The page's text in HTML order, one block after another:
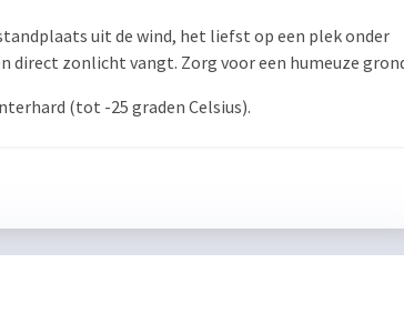
uit de wind, het liefst op een plek onder
direct zonlicht vangt. Zorg voor een humeuze
(tot -25 graden Celsius).